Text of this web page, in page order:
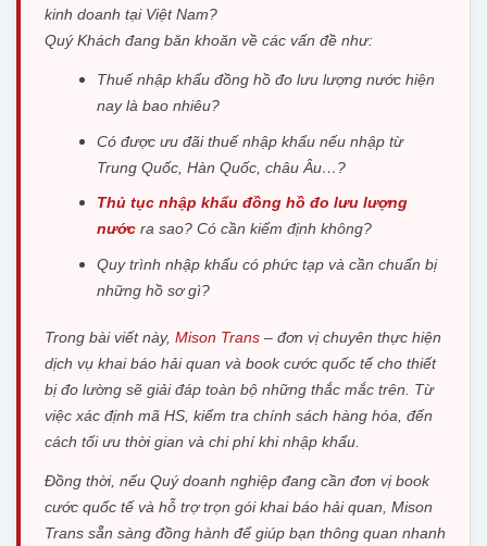
kinh doanh tại Việt Nam?
Quý Khách đang băn khoăn về các vấn đề như:
Thuế nhập khẩu đồng hồ đo lưu lượng nước hiện
nay là bao nhiêu?
Có được ưu đãi thuế nhập khẩu nếu nhập từ
Trung Quốc, Hàn Quốc, châu Âu…?
Thủ tục nhập khẩu đồng hồ đo lưu lượng
nướcra sao? Có cần kiểm định không?
Quy trình nhập khẩu có phức tạp và cần chuẩn bị
những hồ sơ gì?
Trong bài viết này, Mison Trans – đơn vị chuyên thực hiện
dịch vụ khai báo hải quan và book cước quốc tế cho thiết
bị đo lường sẽ giải đáp toàn bộ những thắc mắc trên. Từ
việc xác định mã HS, kiểm tra chính sách hàng hóa, đến
cách tối ưu thời gian và chi phí khi nhập khẩu.
Đồng thời, nếu Quý doanh nghiệp đang cần đơn vị book
cước quốc tế và hỗ trợ trọn gói khai báo hải quan, Mison
Trans sẵn sàng đồng hành để giúp bạn thông quan nhanh